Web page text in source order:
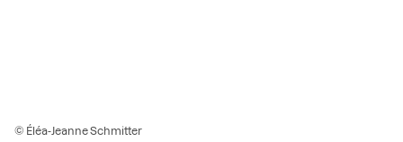
© Éléa-Jeanne Schmitter